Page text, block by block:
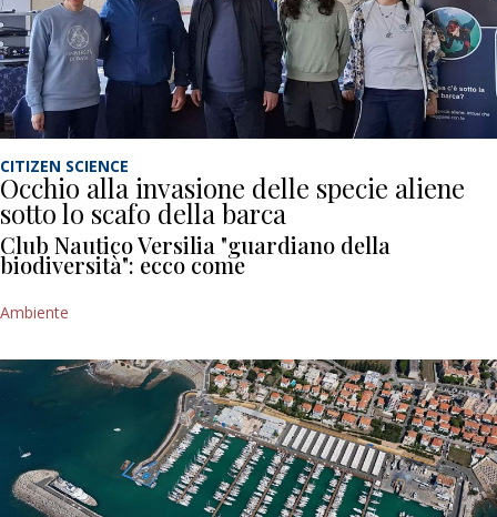
CITIZEN SCIENCE
Occhio alla invasione delle specie aliene
sotto lo scafo della barca
Club Nautico Versilia "guardiano della
biodiversità": ecco come
Ambiente